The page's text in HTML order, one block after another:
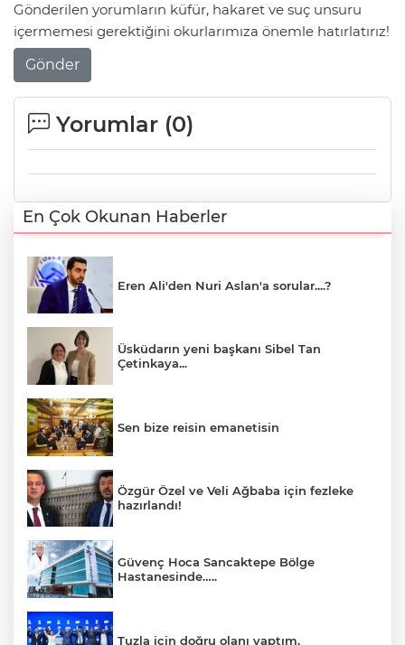
Gönderilen yorumların küfür, hakaret ve suç unsuru
içermemesi gerektiğini okurlarımıza önemle hatırlatırız!
Gönder
Yorumlar (0)
En Çok Okunan Haberler
Eren Ali'den Nuri Aslan'a sorular....?
Üsküdarın yeni başkanı Sibel Tan
Çetinkaya...
Sen bize reisin emanetisin
Özgür Özel ve Veli Ağbaba için fezleke
hazırlandı!
Güvenç Hoca Sancaktepe Bölge
Hastanesinde…..
Tuzla için doğru olanı yaptım.